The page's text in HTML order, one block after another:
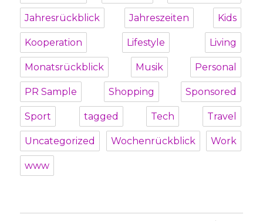
Jahresrückblick Jahreszeiten Kids
Kooperation Lifestyle Living
Monatsrückblick Musik Personal
PR Sample Shopping Sponsored
Sport tagged Tech Travel
Uncategorized Wochenrückblick Work
www